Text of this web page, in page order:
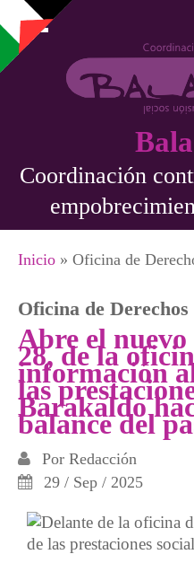
Pasar al contenido principal
Coordinación
Se encuentra
Inicio » Oficina de
Oficina de Derechos
Abre el nuevo
28, de la
información
las
Barakaldo
balance del
Por Redacción
29 / Sep / 2025